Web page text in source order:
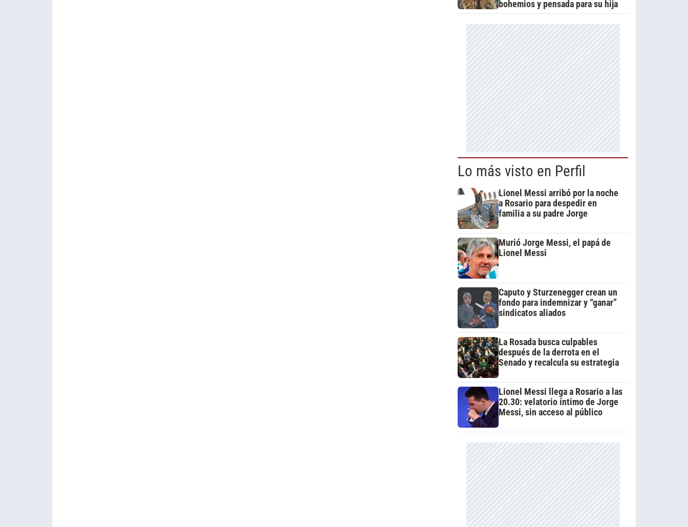
bohemios y pensada para su hija
Lo más visto en Perfil
Lionel Messi arribó por la noche
a Rosario para despedir en
familia a su padre Jorge
Murió Jorge Messi, el papá de
Lionel Messi
Caputo y Sturzenegger crean un
fondo para indemnizar y “ganar”
sindicatos aliados
La Rosada busca culpables
después de la derrota en el
Senado y recalcula su estrategia
Lionel Messi llega a Rosario a las
20.30: velatorio íntimo de Jorge
Messi, sin acceso al público